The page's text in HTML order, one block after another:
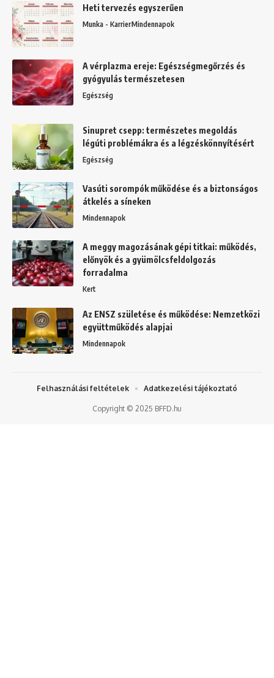
Heti tervezés egyszerűen
Munka - KarrierMindennapok
A vérplazma ereje: Egészségmegőrzés és
gyógyulás természetesen
Egészség
Sinupret csepp: természetes megoldás
légúti problémákra és a légzéskönnyítésért
Egészség
Vasúti sorompók működése és a biztonságos
átkelés a síneken
Mindennapok
A meggy magozásának gépi titkai: működés,
előnyök és a gyümölcsfeldolgozás
forradalma
Kert
Az ENSZ születése és működése: Nemzetközi
együttműködés alapjai
Mindennapok
Copyright © 2025 BFFD.hu
Felhasználási feltételek Adatkezelési tájékoztató